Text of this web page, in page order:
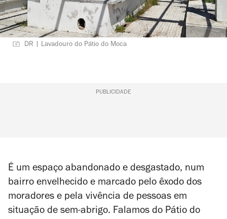
DR | Lavadouro do Pátio do Moca
PUBLICIDADE
É um espaço abandonado e desgastado, num
bairro envelhecido e marcado pelo êxodo dos
moradores e pela vivência de pessoas em
situação de sem-abrigo. Falamos do Pátio do